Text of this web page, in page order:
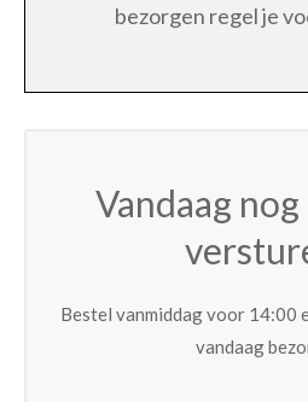
bezorgen regel je
Vandaag
Bestel vanmiddag voor 14:00
vandaag